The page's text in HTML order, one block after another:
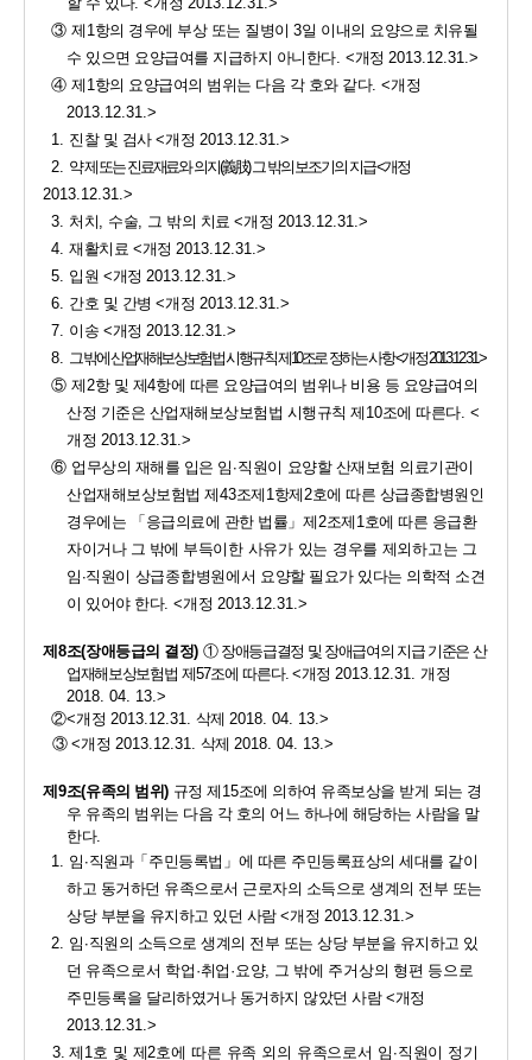
③ 제 1항의 경우에 부상 또는 질병이 3일 이내의 요양으로 치유될
수 있으면 요양급여를 지급하지 아니한다. <개정 2013.12.31.>
④ 제 1항의 요양급여의 범위는 다음 각 호와 같다. <
2013.12.31.>
1. 진찰 및 검사 <개정 2013.12.31.>
2. 약제 또는 진료재료와 의지(義肢) 그 밖의 보조기의 지급 <
2013.12.31.>
3. 처치, 수술, 그 밖의 치료 <개정 2013.12.31.>
4. 재활치료 <개정 2013.12.31.>
5. 입원 <개정 2013.12.31.>
6. 간호 및 간병 <개정 2013.12.31.>
7. 이송 <개정 2013.12.31.>
8. 그 밖에 산업재해보상보험법 시행규칙 제10조로 정하는 사항 <개정 2013.12.31.>
⑤ 제2항 및 제4항에 따른 요양급여의 범위나 비용 등 요양급여의
산정 기준은 산업재해보상보험법 시행규칙 제 10조에 따른다. <
개정 2013.12.31.>
⑥ 업무상의 재해를 입은 임 ·직원이 요양할 산재보험 의료기관이
산업재해보상보험법 제43조제 1항제2호에 따른 상급종합병원인
경우에는
「 응급의료에 관한 법률 」 제2조제 1호에 따른 응급환
자이거나 그 밖에
임 ·직원이 상급종합병원에서 요양할 필요가 있다는 의학적 소견
이 있어야 한다. <개정 2013.12.31.>
제 8조(장애등급의 결정) ① 장애등급결정 및 장애급여의 지급 기준은 산
업재해보상보험법 제57조에 따른다. <개정 2013.12.31.
2018. 04. 13.>
②<개정 2013.12.31. 삭제 2018. 04. 13.>
③ <개정 2013.12.31. 삭제 2018. 04. 13.>
제 9조(유족의 범위) 규정 제 15조에 의하여 유족보상을 받게 되는 경
우 유족의 범위는 다음 각 호의 어느 하나에 해당하는 사람을 말
한다.
1. 임 ·직원과「 주민등록법 」 에 따른 주민등록표상의 세대를 같이
하고 동거하던 유족으로서 근로자의 소득으로 생계의 전부 또는
상당 부분을 유지하고 있던 사람 <개정 2013.12.31.>
2. 임 ·직원의 소득으로 생계의 전부 또는 상당 부분을 유지하고 있
던 유족으로서 학업 ·취업 ·요양, 그 밖에 주거상의 형편 등으로
주민등록을 달리하였거나 동거하지 않았던 사람 <
2013.12.31.>
3. 제 1호 및 제2호에 따른 유족 외의 유족으로서 임 ·직원이 정기